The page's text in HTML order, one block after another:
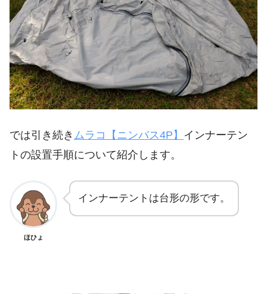
では引き続き ムラコ【ニンバス4P】 インナーテン
トの設置手順について紹介します。
ほひょ
インナーテントは台形の形です。